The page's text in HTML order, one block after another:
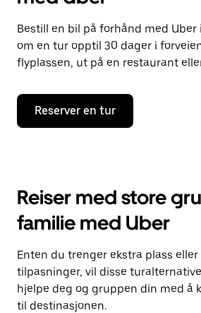
Bestill en bil på forhånd med Uber
om en tur opptil 30 dager i
flyplassen, ut på en restaurant
Reserver en tur
Reiser med store
familie med Uber
Enten du trenger ekstra plass eller
tilpasninger, vil disse
hjelpe deg og gruppen din med å
til destinasjonen.